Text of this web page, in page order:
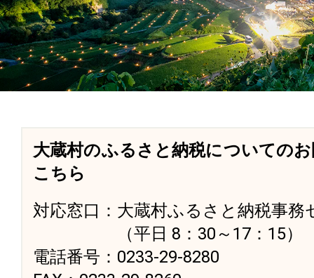
大蔵村のふるさと納税についての
こちら
対応窓口：大蔵村ふるさと納税事務
（平日 8：30～17：15）
電話番号：0233-29-8280